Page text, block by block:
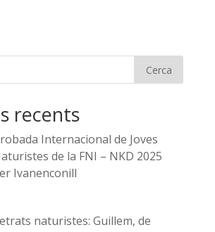
recents
Internacional de Joves
de la FNI – NKD 2025
Ivanenconill
naturistes: Guillem, de